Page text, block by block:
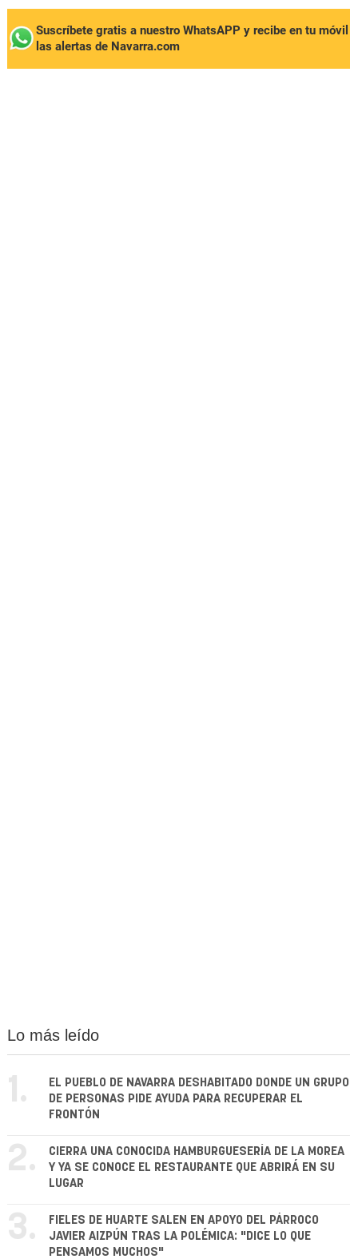
Suscríbete gratis a nuestro WhatsAPP y recibe en tu móvil
las alertas de Navarra.com
Lo más leído
1.
EL PUEBLO DE NAVARRA DESHABITADO DONDE UN GRUPO
DE PERSONAS PIDE AYUDA PARA RECUPERAR EL
FRONTÓN
2.
CIERRA UNA CONOCIDA HAMBURGUESERÍA DE LA MOREA
Y YA SE CONOCE EL RESTAURANTE QUE ABRIRÁ EN SU
LUGAR
3.
FIELES DE HUARTE SALEN EN APOYO DEL PÁRROCO
JAVIER AIZPÚN TRAS LA POLÉMICA: "DICE LO QUE
PENSAMOS MUCHOS"